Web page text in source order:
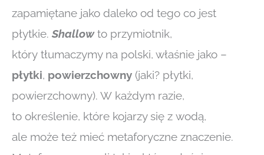
zapamiętane jako daleko od tego co jest
płytkie. Shallow to przymiotnik,
który tłumaczymy na polski, właśnie jako –
płytki, powierzchowny (jaki? płytki,
powierzchowny). W każdym razie,
to określenie, które kojarzy się z wodą,
ale może też mieć metaforyczne znaczenie.